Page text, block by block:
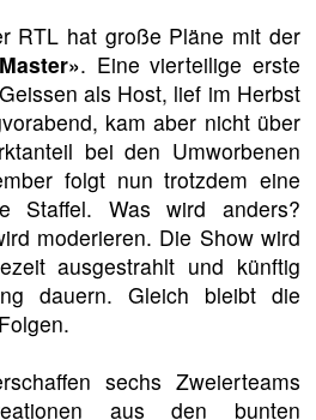
RTL hat große Pläne mit der
. Eine vierteilige erste
als Host, lief im Herbst
kam aber nicht über
bei den Umworbenen
folgt nun trotzdem eine
Staffel. Was wird anders?
moderieren. Die Show wird
ausgestrahlt und künftig
dauern. Gleich bleibt die
sechs Zweierteams
aus den bunten